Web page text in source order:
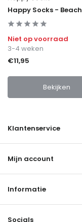
Happy Socks - Beach
Niet op voorraad
3-4 weken
€11,95
Bekijken
Klantenservice
Mijn account
Informatie
Socials